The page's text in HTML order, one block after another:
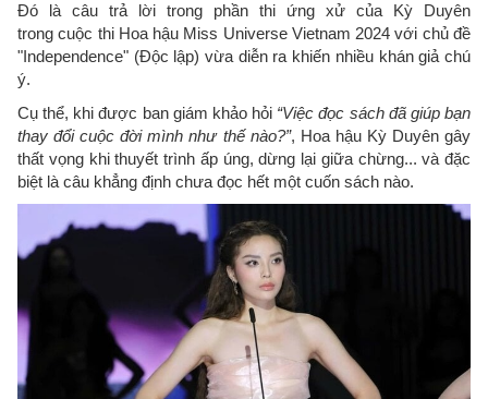
Đó là câu trả lời trong phần thi ứng xử của Kỳ Duyên
trong cuộc thi Hoa hậu Miss Universe Vietnam 2024 với chủ đề
"Independence" (Độc lập) vừa diễn ra khiến nhiều khán giả chú
ý.
Cụ thể, khi được ban giám khảo hỏi “Việc đọc sách đã giúp bạn
thay đổi cuộc đời mình như thế nào?”, Hoa hậu Kỳ Duyên gây
thất vọng khi thuyết trình ấp úng, dừng lại giữa chừng... và đặc
biệt là câu khẳng định chưa đọc hết một cuốn sách nào.